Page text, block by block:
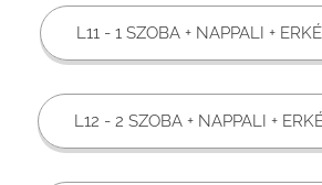
L11 - 1 SZOBA + NAPPALI +
L12 - 2 SZOBA + NAPPALI +